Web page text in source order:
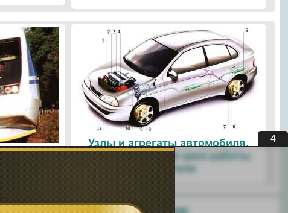
Узлы и агрегаты автомобиля.
Четырехтактный цикл работы
двигателя
3